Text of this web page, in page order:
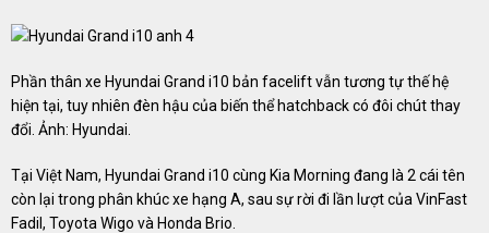
Phần thân xe Hyundai Grand i10 bản facelift vẫn tương tự thế hệ
hiện tại, tuy nhiên đèn hậu của biến thể hatchback có đôi chút thay
đổi. Ảnh: Hyundai.
Tại Việt Nam, Hyundai Grand i10 cùng Kia Morning đang là 2 cái tên
còn lại trong phân khúc xe hạng A, sau sự rời đi lần lượt của VinFast
Fadil, Toyota Wigo và Honda Brio.